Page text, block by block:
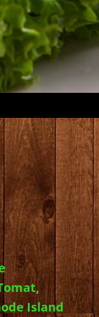
Island